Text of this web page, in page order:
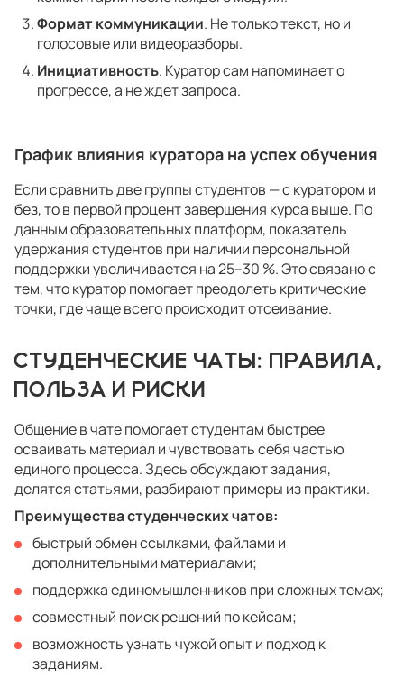
Формат коммуникации. Не только текст, но и
голосовые или видеоразборы.
Инициативность. Куратор сам напоминает о
прогрессе, а не ждет запроса.
График влияния куратора на успех обучения
Если сравнить две группы студентов — с куратором и
без, то в первой процент завершения курса выше. По
данным образовательных платформ, показатель
удержания студентов при наличии персональной
поддержки увеличивается на 25–30 %. Это связано с
тем, что куратор помогает преодолеть критические
точки, где чаще всего происходит отсеивание.
СТУДЕНЧЕСКИЕ ЧАТЫ: ПРАВИЛА,
ПОЛЬЗА И РИСКИ
Общение в чате помогает студентам быстрее
осваивать материал и чувствовать себя частью
единого процесса. Здесь обсуждают задания,
делятся статьями, разбирают примеры из практики.
Преимущества студенческих чатов:
быстрый обмен ссылками, файлами и
дополнительными материалами;
поддержка единомышленников при сложных темах;
совместный поиск решений по кейсам;
возможность узнать чужой опыт и подход к
заданиям.